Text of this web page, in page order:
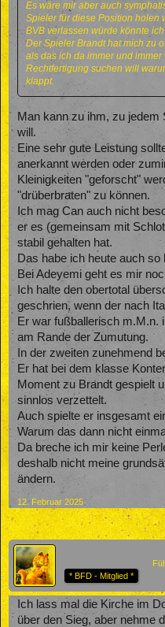
Es wäre mir aber auch
Spieler für diese Position holen
BVB verlassen würde könnte
Der Spieler Brandt hat mich zu
als das ich da immer und
Rechtfertigung suchen will
klappt.
Man kann zu ihm, zu jedem
will.
Eine sehr gute Leistung
anerkannt werden oder
Kleinigkeiten "geforscht"
"drüberbraten" zu können.
Ich mag Can auch nicht
er es (gemeinsam mit
stabil gehalten hat.
Das habe ich heute auch so
Bei Adeyemi geht es mir
Ich halte den obertotal
geschrien, wenn der nach
Er war fußballerisch m.M.n.
am Rande der Zumutung.
In der zweiten zunehmend
Er hat bei dem klasse
Moment zu Brandt gespielt
sinnlos verzettelt.
Auch spielte er insgesamt
Warum das dann nicht
Da breche ich mir keine
deshalb nicht meine
ändern.
12. Februar 2025
* BFD - Mitglied *
Ich lass mal die Kirche im
über den Sieg, aber nehme